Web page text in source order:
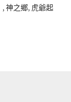
,神之鄉, 虎爺起